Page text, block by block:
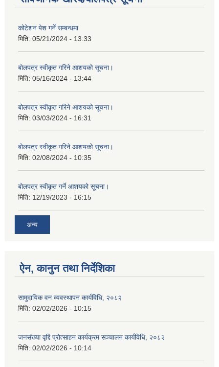
कोटेशन पेश गर्ने सम्बन्धमा
मिति: 05/21/2024 - 13:33
बोलपत्र स्वीकृत गरिने आशयको सूचना।
मिति: 05/16/2024 - 13:44
बोलपत्र स्वीकृत गरिने आशयको सूचना।
मिति: 03/03/2024 - 16:31
बोलपत्र स्वीकृत गरिने आशयको सूचना।
मिति: 02/08/2024 - 10:35
बोलपत्र स्वीकृत गर्ने आशयको सूचना।
मिति: 12/19/2023 - 16:15
अन्य
ऐन, कानुन तथा निर्देशिका
सामुदायिक वन व्यवस्थापन कार्यविधि, २०८२
मिति: 02/02/2026 - 10:15
जनसंख्या वृद्दि प्रोत्साहन कार्यक्रम सञ्‍चालन कार्यविधि, २०८२
मिति: 02/02/2026 - 10:14